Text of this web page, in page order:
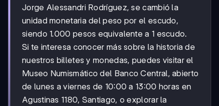
Jorge Alessandri Rodríguez, se cambió la
unidad monetaria del peso por el escudo,
siendo 1.000 pesos equivalente a 1 escudo.
Si te interesa conocer más sobre la historia de
nuestros billetes y monedas, puedes visitar el
Museo Numismático del Banco Central, abierto
de lunes a viernes de 10:00 a 13:00 horas en
Agustinas 1180, Santiago, o explorar la